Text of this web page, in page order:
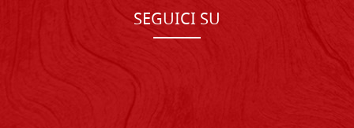
SEGUICI SU